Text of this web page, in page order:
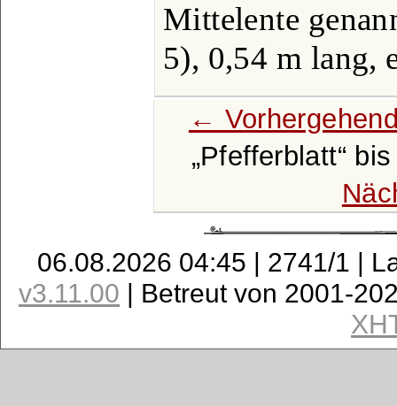
Mittelente
5), 0,54 m lang,
←
Pfefferblatt
06.08.2026 04:45 | 2741/1 |
v3.11.00 | Betreut von 2001-